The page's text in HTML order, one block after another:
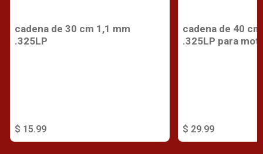
cadena de 30 cm 1,1 mm
.325LP
$ 15.99
cadena de 40
.325LP para
$ 29.99